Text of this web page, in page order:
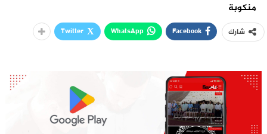
منكوبة
شارك Facebook
WhatsApp
Twitter